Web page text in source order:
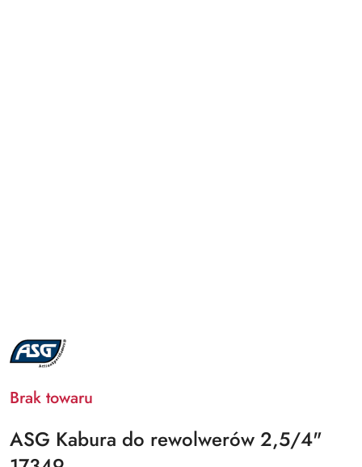
NAZWA
PRODUCENTA:
ASG
Brak towaru
ASG Kabura do rewolwerów 2,5/4"